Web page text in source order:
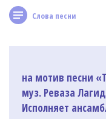
Слова песни
на мотив песни
муз. Реваза
Исполняет